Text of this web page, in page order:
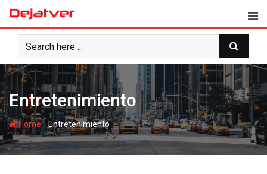
Skip
content
Entretenimiento
Home-Entretenimiento